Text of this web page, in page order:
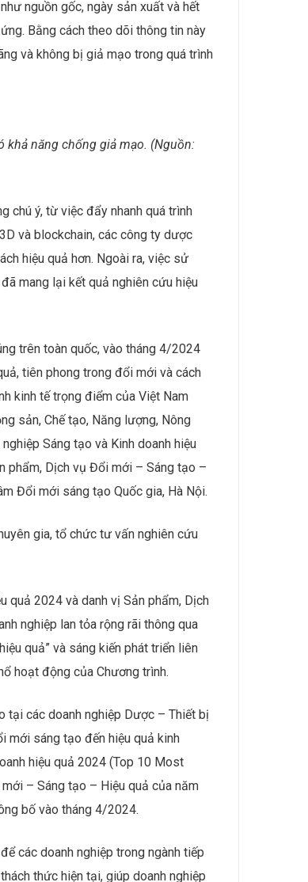
Cục Quản lý Thực phẩm và Dược
phẩm là khả năng cải thiện quản lý
giả, con số này lên tới 60% ở một
ghi bất biến về hành trình của
nguồn gốc, ngày sản xuất và hết
Bằng cách theo dõi thông tin này
và không bị giả mạo trong quá trình
ý, từ việc đẩy nhanh quá trình
và blockchain, các công ty dược
hiệu quả hơn. Ngoài ra, việc sử